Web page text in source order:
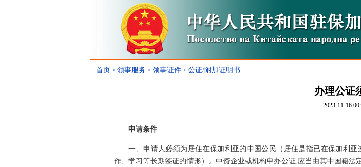
首页 > 领事服务 > 领事证件> 公证/附加证明书
办理公证
2023-11-16
申请条件
一、申请人必须为居住在保加利亚的中国公民（居住是指已在保加利
作、学习等长期签证的情形）。中资企业或机构申办公证,应当由其中国籍